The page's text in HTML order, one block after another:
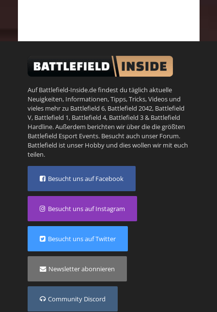
Auf Battlefield-Inside.de findest du täglich aktuelle
Neuigkeiten, Informationen, Tipps, Tricks, Videos und
vieles mehr zu Battlefield 6, Battlefield 2042, Battlefield
V, Battlefield 1, Battlefield 4, Battlefield 3& Battlefield
Hardline. Außerdem berichten wir über die die größten
Battlefield Esport Events. Besucht auch unser Forum.
Battlefield ist unser Hobby und dies wollen wir mit euch
teilen.
Besucht uns auf Facebook
Besucht uns auf Instagram
Besucht uns auf Twitter
Newsletter abonnieren
Community Discord